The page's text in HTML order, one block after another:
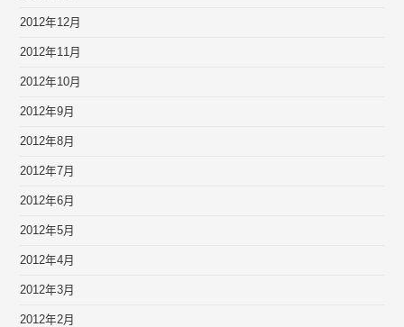
2012年12月
2012年11月
2012年10月
2012年9月
2012年8月
2012年7月
2012年6月
2012年5月
2012年4月
2012年3月
2012年2月